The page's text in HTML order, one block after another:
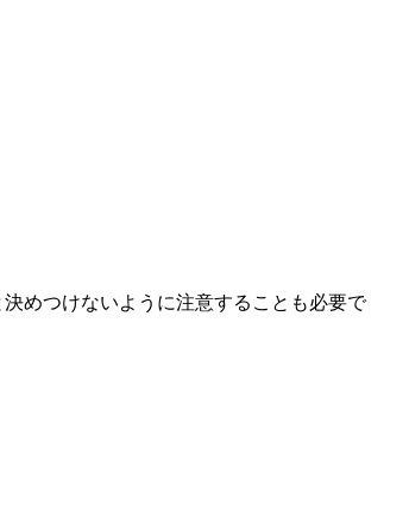
めつけないように注意することも必要で